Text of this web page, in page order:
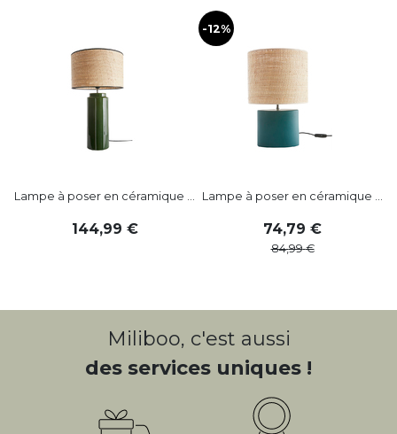
Lampe à poser en céramique ...
144,99
-12%
Lampe à poser en céramique ...
74,79
84,99
Miliboo, c'est aussi
des services uniques !